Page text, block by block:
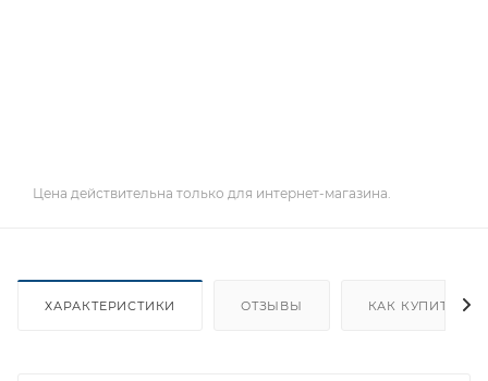
Цена действительна только для интернет-магазина.
ХАРАКТЕРИСТИКИ ОТЗЫВЫ КАК КУПИТЬ